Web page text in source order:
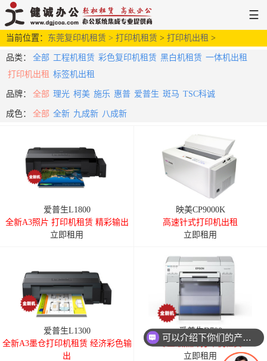
☰
网站首页 解决方案 新闻中心 服务支持
当前位置： 东莞复印机租赁 > 打印机租赁 > 打印机出租 >
品类： 全部 工程机租赁 彩色复印机租赁 黑白机租赁 一体机出租
打印机出租 标签机出租
品牌： 全部 理光 柯美 施乐 惠普 爱普生 斑马 TSC科诚
成色： 全部 全新 九成新 八成新
爱普生L1800
全新A3照片 打印机租赁 精彩输出
立即租用
映美CP9000K
高速针式打印机出租
立即租用
爱普生L1300
全新A3墨仓打印机租赁 经济彩色输
出
爱普生D700
专业级照片打印机租赁
立即租用
可以介绍下你们的产品么